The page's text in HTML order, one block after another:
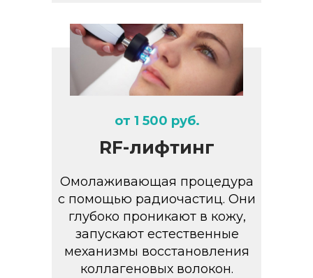
RF-лифтинг
Омолаживающая процедура
с помощью радиочастиц. Они
глубоко проникают в кожу,
запускают естественные
механизмы восстановления
коллагеновых волокон.
от 1 500 руб.